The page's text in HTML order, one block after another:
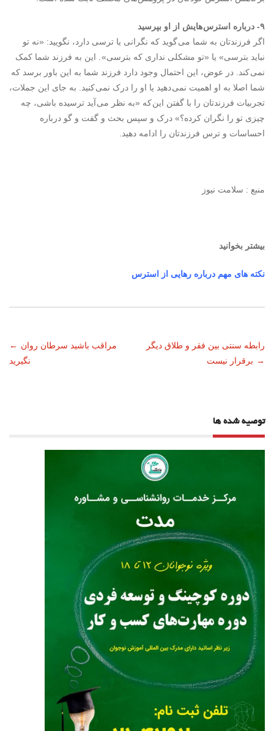
۹- درباره استرس هایش از او بپرسید
اگر فرزندتان به شما می گوید که نگرانی یا ترسی دارد، نگویید: «نه تو
نباید بترسی» یا «تو مشکلی نداری که بترسی» . این به فرزند شما کمک
نمی کند. در عوض، این احتمال وجود دارد فرزند شما به این باور برسد که
شما اصلا به او اهمیت نمی دهید یا او را درک نمی کنید. به جای این جملات،
تجربیات فرزندتان را با گفتن این که «به نظر می آید ترسیده باشی، چه
چیزی تو را نگران کرده؟» درک و سپس بحث و گفت و گو درباره
احساسات و ترس فرزندتان را ادامه دهید.
منبع : سلامت نیوز
بیشتر بخوانید
نکته های مهم درباره رهایی از استرس
ناوبری
نوشته
← مراقب باشید سرطان روان
نگیرید
رابطه سنتی بین فقر و طلاق دیگر
برقرار نیست →
توصیه شده ها